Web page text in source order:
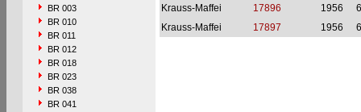
BR 003
BR 010
BR 011
BR 012
BR 018
BR 023
BR 038
BR 041
Krauss-Maffei
17896 1956
Krauss-Maffei
17897 1956